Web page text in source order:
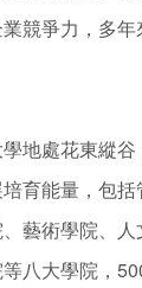
競爭力，多
育能量，包
藝術學院、
八大學院，